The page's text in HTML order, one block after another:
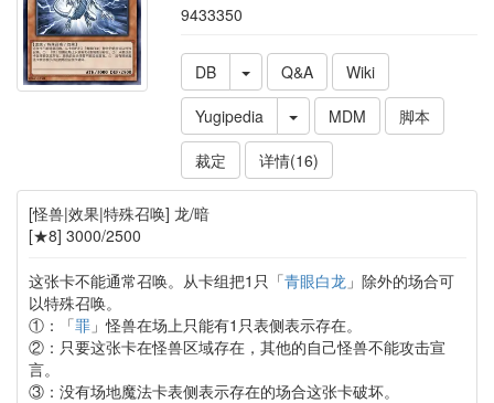
9433350
DB Q&A
Wiki
Yugipedia
MDM
脚本
裁定
详情(16)
[怪兽|效果|特殊召唤] 龙/暗
[★8] 3000/2500
这张卡不能通常召唤。从卡组把1只「青眼白龙 」除外的场合可
以特殊召唤。
①：「罪」怪兽在场上只能有1只表侧表示存在。
②：只要这张卡在怪兽区域存在，其他的自己怪兽不能攻击宣
言。
③：没有场地魔法卡表侧表示存在的场合这张卡破坏。